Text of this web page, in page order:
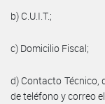
b) C.U.I.T.;
c) Domicilio Fiscal;
d) Contacto Técnico,
de teléfono y correo